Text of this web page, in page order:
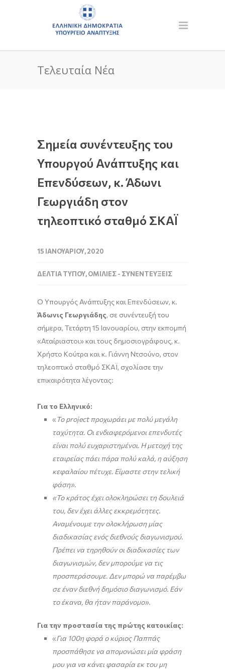
Τελευταία Νέα
Σημεία συνέντευξης του
Υπουργού Ανάπτυξης και
Επενδύσεων, κ. Άδωνι
Γεωργιάδη στον
τηλεοπτικό σταθμό ΣΚΑΪ
15 ΙΑΝΟΥΑΡΊΟΥ, 2020
ΔΕΛΤΊΑ ΤΎΠΟΥ,ΟΜΙΛΊΕΣ - ΣΥΝΕΝΤΕΎΞΕΙΣ
Ο Υπουργός Ανάπτυξης και Επενδύσεων, κ.
Άδωνις Γεωργιάδης, σε συνέντευξή του
σήμερα, Τετάρτη 15 Ιανουαρίου, στην εκπομπή
«Αταίριαστοι» και τους δημοσιογράφους, κ.
Χρήστο Κούτρα και κ. Γιάννη Ντσούνο, στον
τηλεοπτικό σταθμό ΣΚΑΪ, σχολίασε την
επικαιρότητα λέγοντας:
Για το Ελληνικό:
«Τοprojectπροχωράει με πολύ μεγάλη
ταχύτητα. Οι ενδιαφερόμενοι επενδυτές
είναι πολύ ευχαριστημένοι. Η μετοχή της
εταιρείας πάει πάρα πολύ καλά, η αύξηση
κεφαλαίου πέτυχε. Είμαστε στην τελική
φάση».
«Το κράτος έχει ολοκληρώσει τη δουλειά
του, δεν έχει άλλες εκκρεμότητες.
Αναμένουμε την ολοκλήρωση μίας
διαδικασίας ενός διεθνούς διαγωνισμού.
Πρέπει να τηρηθούν οι διαδικασίες των
διαγωνισμών, δεν μπορούμε να τις
προσπεράσουμε. Δεν μπορώ να παρέμβω
σε έναν διεθνή δημόσιο διαγωνισμό. Εάν
το έκανα, θα ήταν παράνομο».
Για την προστασία της πρώτης κατοικίας:
«Για 100η φορά ο κύριος Παππάς
προσπάθησε να απομονώσει μία φράση
μου για να κάνει φασαρία εκ του μη